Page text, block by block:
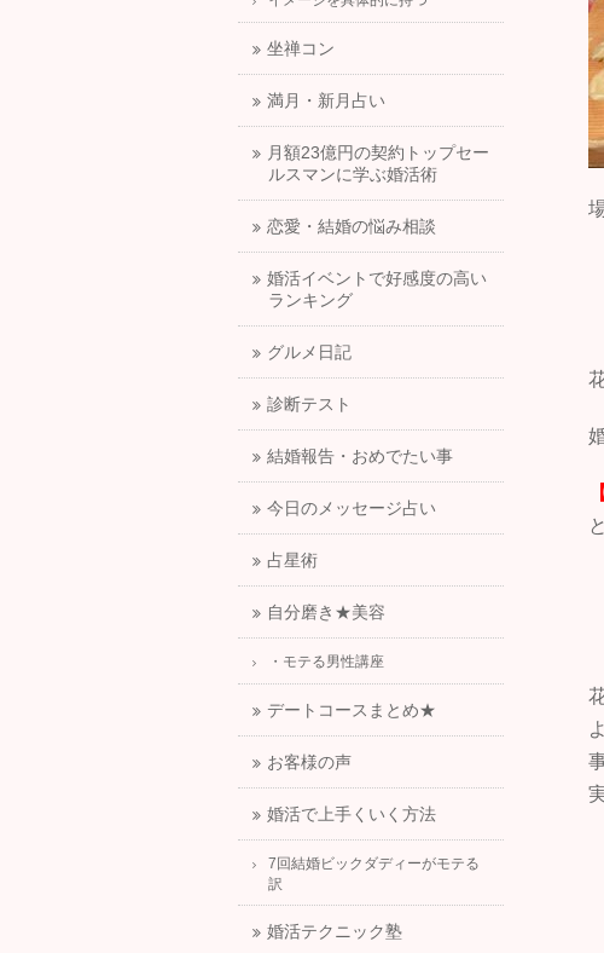
坐禅コン
満月・新月占い
月額23億円の契約トップセー
ルスマンに学ぶ婚活術
恋愛・結婚の悩み相談
婚活イベントで好感度の高い
ランキング
グルメ日記
診断テスト
結婚報告・おめでたい事
今日のメッセージ占い
占星術
自分磨き★美容
・モテる男性講座
デートコースまとめ★
お客様の声
婚活で上手くいく方法
7回結婚ビックダディーがモテる
訳
婚活テクニック塾